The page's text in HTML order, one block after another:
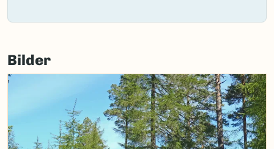
Failed
load
Bilder